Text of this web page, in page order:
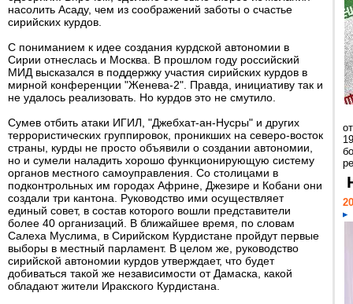
насолить Асаду, чем из соображений заботы о счастье
сирийских курдов.
С пониманием к идее создания курдской автономии в
Сирии отнеслась и Москва. В прошлом году российский
МИД высказался в поддержку участия сирийских курдов в
мирной конференции "Женева-2". Правда, инициативу так и
не удалось реализовать. Но курдов это не смутило.
Сумев отбить атаки ИГИЛ, "Джебхат-ан-Нусры" и других
террористических группировок, проникших на северо-восток
страны, курды не просто объявили о создании автономии,
но и сумели наладить хорошо функционирующую систему
органов местного самоуправления. Со столицами в
подконтрольных им городах Африне, Джезире и Кобани они
создали три кантона. Руководство ими осуществляет
единый совет, в состав которого вошли представители
более 40 организаций. В ближайшее время, по словам
Салеха Муслима, в Сирийском Курдистане пройдут первые
выборы в местный парламент. В целом же, руководство
сирийской автономии курдов утверждает, что будет
добиваться такой же независимости от Дамаска, какой
обладают жители Иракского Курдистана.